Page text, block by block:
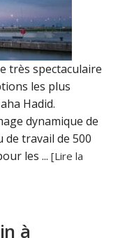
très spectaculaire
les plus
Hadid.
dynamique de
de travail de 500
les ...[Lire la
à